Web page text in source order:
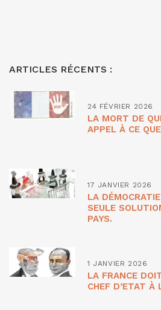
ARTICLES RÉCENTS :
24 FÉVRIER 2026
LA MORT DE
APPEL À CE
17 JANVIER 2026
LA
SEULE
PAYS.
1 JANVIER 2026
LA FRANCE
CHEF D’ETAT À